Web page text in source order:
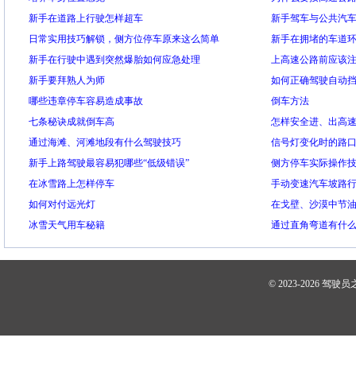
新手在道路上行驶怎样超车
新手驾车与公共汽
日常实用技巧解锁，侧方位停车原来这么简单
新手在拥堵的车道
新手在行驶中遇到突然爆胎如何应急处理
上高速公路前应该
新手要拜熟人为师
如何正确驾驶自动
哪些违章停车容易造成事故
倒车方法
七条秘诀成就倒车高
怎样安全进、出高
通过海滩、河滩地段有什么驾驶技巧
信号灯变化时的路
新手上路驾驶最容易犯哪些“低级错误”
侧方停车实际操作
在冰雪路上怎样停车
手动变速汽车坡路
如何对付远光灯
在戈壁、沙漠中节
冰雪天气用车秘籍
通过直角弯道有什
© 2023-2026 驾驶员